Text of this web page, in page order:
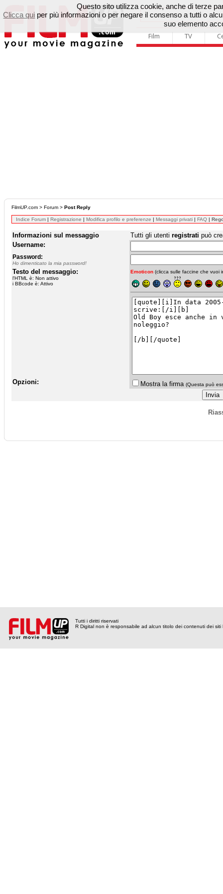
Film TV
FilmUP.com > Forum > Post Reply
Indice Forum | Registrazione | Modifica profilo e preferenze | Messaggi privati | FAQ |
Informazioni sul messaggio Tutti gli utenti registrati può
Username:
Password:
Ho dimenticato la mia password!
Testo del messaggio:
l'HTML è: Non attivo
i BBcode è: Attivo
Emoticon (clicca sulle faccine che vuoi
Opzioni: Mostra la firma (Questa può
Tutti i diritti riservati
R Digital non è responsabile ad alcun titolo dei contenuti dei siti
Questo sito utilizza cookie, anche di terze
Clicca qui per più informazioni o per negare il consenso a tutti o
suo elemento